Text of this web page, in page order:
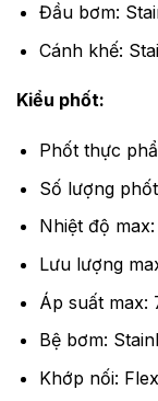
Đầu bơm:
Cánh khế:
Kiểu phốt:
Phốt thực
Số lượng
Nhiệt độ
Lưu lượng
Áp suất max:
Bệ bơm:
Khớp nối: